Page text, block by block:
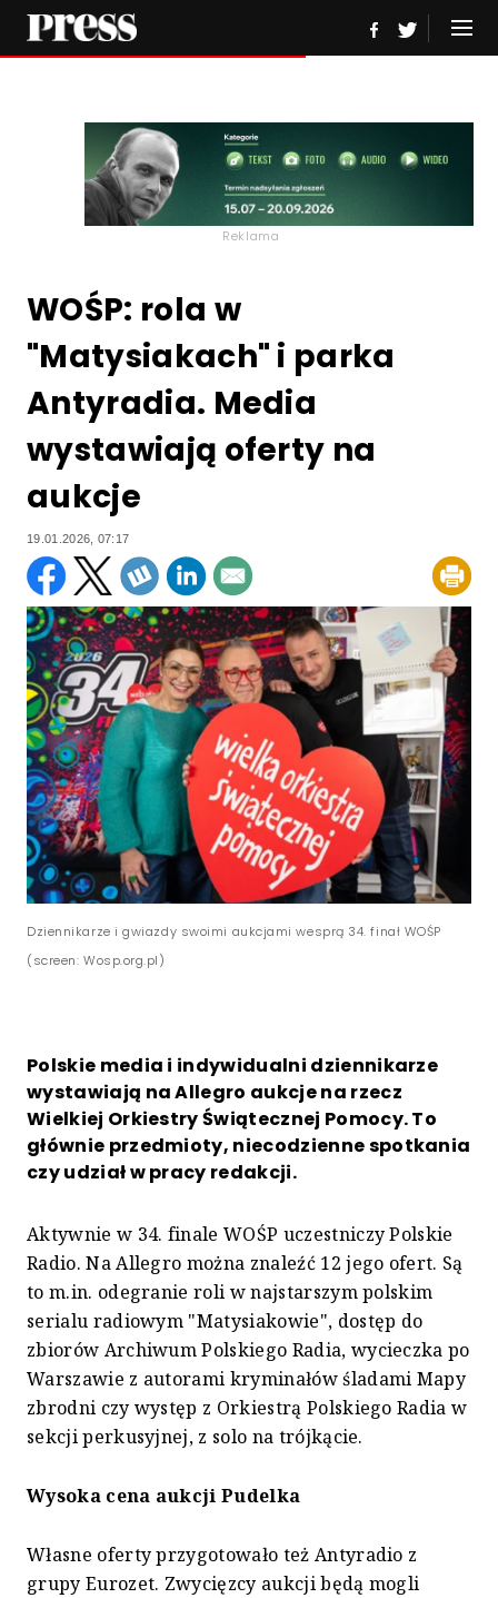
Reklama
WOŚP: rola w
"Matysiakach" i parka
Antyradia. Media
wystawiają oferty na
aukcje
19.01.2026, 07:17
Dziennikarze i gwiazdy swoimi aukcjami wesprą 34. finał WOŚP
(screen: Wosp.org.pl)
Polskie media i indywidualni dziennikarze
wystawiają na Allegro aukcje na rzecz
Wielkiej Orkiestry Świątecznej Pomocy. To
głównie przedmioty, niecodzienne spotkania
czy udział w pracy redakcji.
Aktywnie w 34. finale WOŚP uczestniczy Polskie
Radio. Na Allegro można znaleźć 12 jego ofert. Są
to m.in. odegranie roli w najstarszym polskim
serialu radiowym "Matysiakowie", dostęp do
zbiorów Archiwum Polskiego Radia, wycieczka po
Warszawie z autorami kryminałów śladami Mapy
zbrodni czy występ z Orkiestrą Polskiego Radia w
sekcji perkusyjnej, z solo na trójkącie.
Wysoka cena aukcji Pudelka
Własne oferty przygotowało też Antyradio z
grupy Eurozet. Zwycięzcy aukcji będą mogli